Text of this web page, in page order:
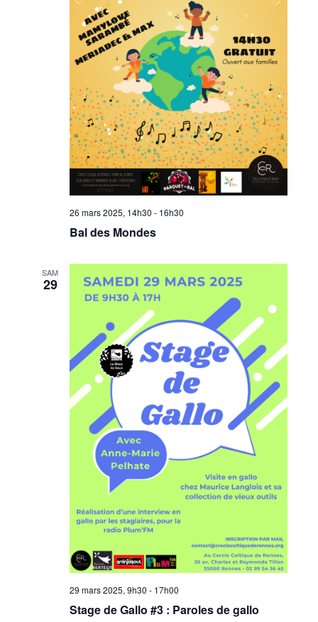
26 mars 2025, 14h30 - 16h30
Bal des Mondes
SAM
29
29 mars 2025, 9h30 - 17h00
Stage de Gallo #3 : Paroles de gallo